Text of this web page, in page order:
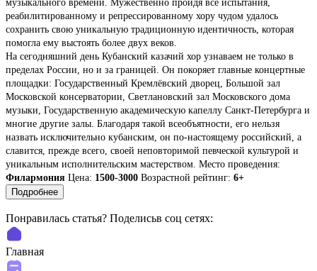
музыкального времени. Мужественно пройдя все испытания,
реабилитированному и репрессированному хору чудом удалось
сохранить свою уникальную традиционную идентичность, которая
помогла ему выстоять более двух веков.
На сегодняшний день Кубанский казачий хор узнаваем не только в
пределах России, но и за границей. Он покоряет главные концертные
площадки: Государственный Кремлёвский дворец, Большой зал
Московской консерватории, Светлановский зал Московского дома
музыки, Государственную академическую капеллу Санкт-Петербурга и
многие другие залы. Благодаря такой всеобъятности, его нельзя
назвать исключительно кубанским, он по-настоящему российский, а
славится, прежде всего, своей неповторимой певческой культурой и
уникальным исполнительским мастерством. Место проведения:
Филармония Цена: 1500-3000 Возрастной рейтинг: 6+
Подробнее
Понравилась статья? Поделиcьв соц сетях:
Главная